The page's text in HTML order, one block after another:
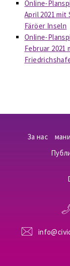
Online-
April 2021
Färöer Inseln
Online-
Februar
За нас